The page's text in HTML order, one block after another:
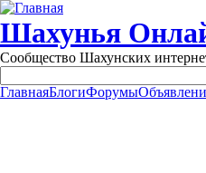
Перейти к основному
Шахунья
Сообщество Шахунских
Main menu
ГлавнаяБлогиФорумы